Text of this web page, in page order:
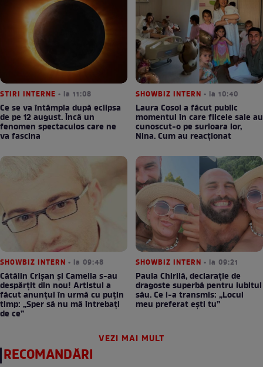
STIRI INTERNE • la 11:08
Ce se va întâmpla după eclipsa
de pe 12 august. Încă un
fenomen spectaculos care ne
va fascina
SHOWBIZ INTERN • la 10:40
Laura Cosoi a făcut public
momentul în care fiicele sale au
cunoscut-o pe surioara lor,
Nina. Cum au reacționat
SHOWBIZ INTERN • la 09:48
Cătălin Crișan și Camelia s-au
despărțit din nou! Artistul a
făcut anunțul în urmă cu puțin
timp: „Sper să nu mă întrebați
de ce”
SHOWBIZ INTERN • la 09:21
Paula Chirilă, declarație de
dragoste superbă pentru iubitul
său. Ce i-a transmis: „Locul
meu preferat ești tu”
VEZI MAI MULT
RECOMANDĂRI